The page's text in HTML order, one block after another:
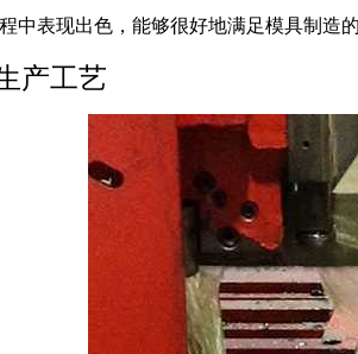
中表现出色，能够很好地满足模具制造
产工艺